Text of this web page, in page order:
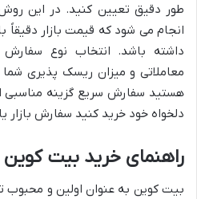
طور دقیق تعیین کنید. در این
انجام می شود که قیمت بازار
داشته باشد. انتخاب نوع
معاملاتی و میزان ریسک پذیری شما
هستید سفارش سریع گزینه
دلخواه خود خرید کنید سفارش بازار
راهنمای خرید بیت
بیت کوین به عنوان اولین و محبوب